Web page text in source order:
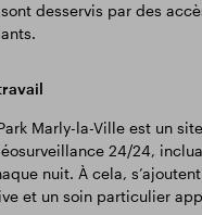
desservis par des
Marly-la-Ville est un
24/24,
nuit. À cela,
et un soin particulier